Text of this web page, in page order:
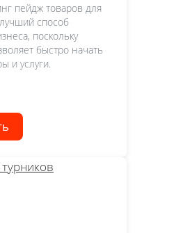
пейдж товаров для
способ
поскольку
быстро начать
и услуги.